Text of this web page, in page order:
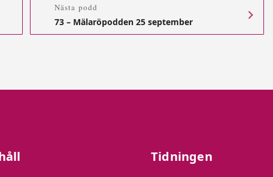
Nästa podd
73 – Mälaröpodden 25 september
Tidningen